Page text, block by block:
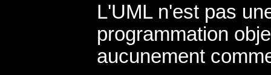
L'UML n'est pas
programmation
aucunement